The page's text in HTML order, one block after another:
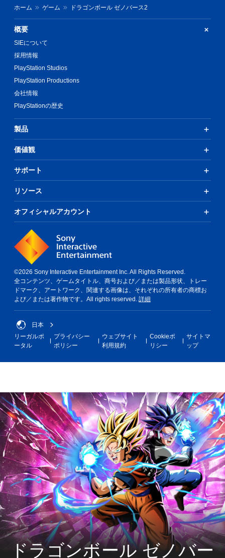
ホーム ゲーム ドラゴンボール ゼノバース2
概要
SIEについて
採用情報
PlayStation Studios
PlayStation Productions
会社情報
PlayStationの歴史
製品
価値観
サポート
リソース
オフィシャルアカウント
©2026 Sony Interactive Entertainment Inc. All Rights Reserved.
全コンテンツ、ゲームタイトル、商号および／または製品形状、トレー
ドマーク、アートワーク、関連する画像は、それぞれの所有者の商標お
よび／または著作物です。All rights reserved. 詳細
日本
リーガルポ
ータル
プライバシー
ポリシー
ウェブサイト
利用規約
Cookieポ
リシー
サイトマ
ップ
ドラゴンボール ゼノバー